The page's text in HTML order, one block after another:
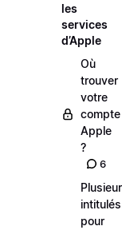
les
services
d’Apple
Où
trouver
votre
compte
Apple
?
6
intitulés
pour